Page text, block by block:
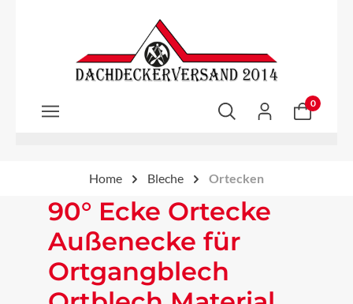
Zum Hauptinhalt springen
0
Home Bleche Ortecken
90° Ecke Ortecke
Außenecke für
Ortgangblech